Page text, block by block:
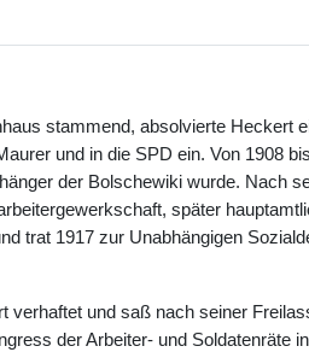
stammend, absolvierte Heckert
und in die SPD ein. Von 1908
der Bolschewiki wurde. Nach
später
trat 1917 zur Unabhängigen
und saß nach seiner
der Arbeiter- und Soldatenräte